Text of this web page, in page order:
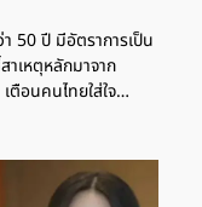
50 ปี มีอัตราการเป็น
าเหตุหลักมาจาก
ตือนคนไทยใส่ใจ